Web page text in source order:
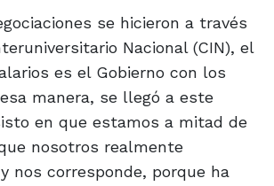
se hicieron a través
Nacional (CIN), el
es el Gobierno con los
manera, se llegó a este
en que estamos a mitad de
nosotros realmente
nos corresponde, porque ha